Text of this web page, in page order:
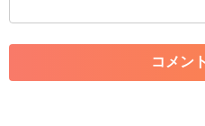
・アカウントの売買など金銭
・各ゲームのネタバレを含む
・その他、管理者が不適切と